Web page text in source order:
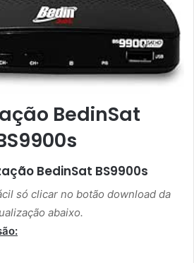
m
l
BedinSat
BedinSat BS9900s
só clicar no botão download da
abaixo.